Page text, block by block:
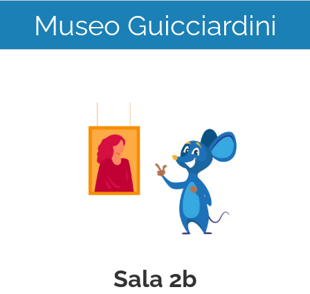
Museo Guicciardini
Sala 2b